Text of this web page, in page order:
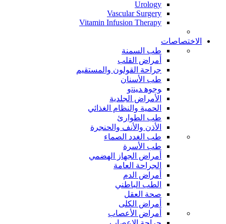
Urology
Vascular Surgery
Vitamin Infusion Therapy
الاختصاصات
طب السمنة
أمراض القلب
جراحة القولون والمستقيم
طب الأسنان
ﻮﺟﻮﻫ ﺪﻴﻨﺗﻭ
الأمراض الجلدية
الحمية والنظام الغذائي
طب الطوارئ
الأذن والأنف والحنجرة
طب الغدد الصماء
طب الأسرة
أمراض الجهاز الهضمي
الجراحة العامة
أمراض الدم
الطب الباطني
صحة العقل
أمراض الكلى
أمراض الأعصاب